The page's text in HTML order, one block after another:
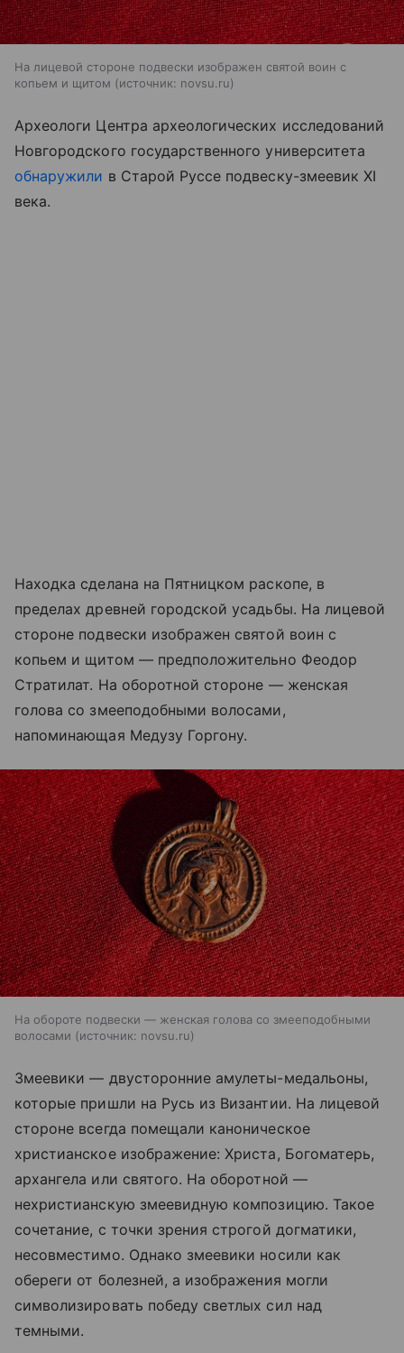
На лицевой стороне подвески изображен святой воин с
копьем и щитом
источник: novsu.ru
Археологи Центра археологических исследований
Новгородского государственного университета
обнаружили в Старой Руссе подвеску-змеевик XI
века.
Находка сделана на Пятницком раскопе, в
пределах древней городской усадьбы. На лицевой
стороне подвески изображен святой воин с
копьем и щитом — предположительно Феодор
Стратилат. На оборотной стороне — женская
голова со змееподобными волосами,
напоминающая Медузу Горгону.
На обороте подвески — женская голова со змееподобными
волосами
источник: novsu.ru
Змеевики — двусторонние амулеты-медальоны,
которые пришли на Русь из Византии. На лицевой
стороне всегда помещали каноническое
христианское изображение: Христа, Богоматерь,
архангела или святого. На оборотной —
нехристианскую змеевидную композицию. Такое
сочетание, с точки зрения строгой догматики,
несовместимо. Однако змеевики носили как
обереги от болезней, а изображения могли
символизировать победу светлых сил над
темными.